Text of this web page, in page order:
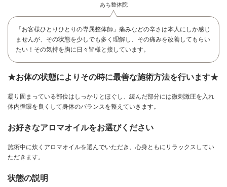
あち整体院
「お客様ひとりひとりの専属整体師」痛みなどの辛さは本人にしか感じ
ませんが、その状態を少しでも多く理解し、その痛みを改善してもらい
たい！その気持を胸に日々皆様と接しています。
★お体の状態によりその時に最善な施術方法を行います★
凝り固まっている部位はしっかりとほぐし、緩んだ部分には微刺激圧を入れ
体内循環を良くして身体のバランスを整えていきます。
お好きなアロマオイルをお選びください
施術中に炊くアロマオイルを選んでいただき、心身ともにリラックスしてい
ただきます。
状態の説明